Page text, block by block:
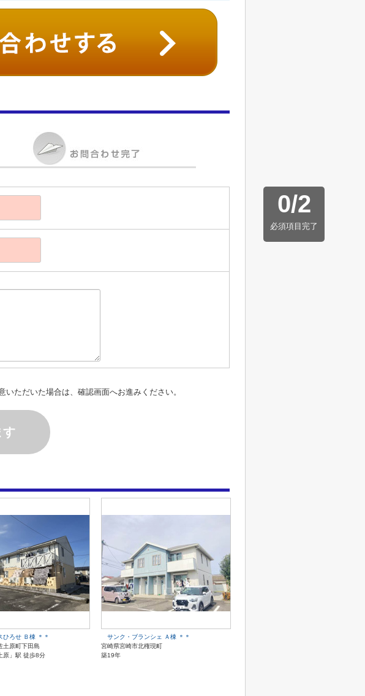
0/2
必須項目完了
ただいた場合は、確認画面へお進みください。
す
ひろせ Ｂ棟 ＊＊
土原町下田島
原」駅 徒歩8分
サンク・ブランシェ Ａ棟 ＊＊
宮崎県宮崎市北権現町
築19年